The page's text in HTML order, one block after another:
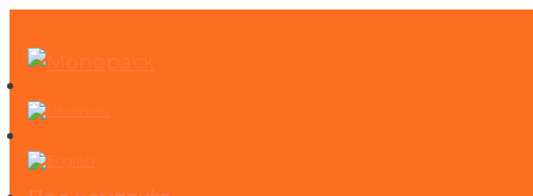
to
content